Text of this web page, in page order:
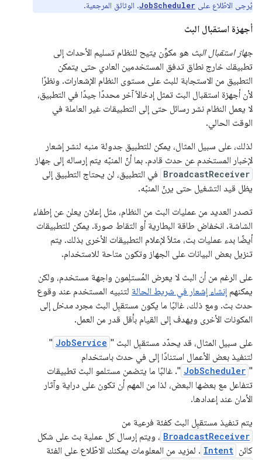
يُرجى الاطّلاع على JobScheduler. الوثائق المرجعية.
أجهزة استقبال البث
جهاز استقبال البث هو مكوِّن يتيح للنظام تسليم الأحداث إلى
تطبيقك خارج نطاق تدفق المستخدمين العادي حتى يتمكن
التطبيق من الاستجابة للبث على مستوى النظام الإشعارات. ونظرًا
لأن أجهزة استقبال البث تمثل إدخالاً آخر محددًا جيدًا في التطبيق،
لا يعمل النظام نشر رسائل حتى إلى التطبيقات غير العاملة في
الوقت الحالي.
لذلك، على سبيل المثال، يمكن للتطبيق جدولة منبه لنشر إشعار
لإخبار المستخدم عن حدث قادم. بما أنّ المنبّه يتم إرساله إلى جهاز
BroadcastReceiver في التطبيق، لن يحتاج التطبيق إلى
يظل قيد التشغيل حتى يرنّ المنبّه.
تصدر العديد من عمليات البث من النظام، مثل إعلان يعلن عن إطفاء
الشاشة. انخفاض طاقة البطارية أو التقاط صورة. يمكن للتطبيقات
أيضًا بدء عمليات بث، مثلاً لإعلام التطبيقات الأخرى بذلك. يتم
تنزيل بعض البيانات على الجهاز وتكون متاحة للاستخدام.
على الرغم من أن البث لا يعرض المُستلِمون واجهة مستخدم، ولكن
يمكنهم إنشاء إشعار في شريط الحالة لتنبيه المستخدم عند وقوع
حدث بث. ومع ذلك، غالبًا ما يكون مستقبِل البث مجرد مدخل إلى
المكونات الأخرى ويهدف إلى القيام بأقل قدر من العمل.
على سبيل المثال، قد يحدّد مستقبِل البث " JobService
"
لتنفيذ بعض الأعمال استنادًا إلى في حدث باستخدام
"
JobScheduler ". غالبًا ما يتضمن مستلمو البث تطبيقات
تتفاعل مع بعضها البعض، لذا من المهم أن تكون على دراية وآثار
الأمان عند إعدادها.
يتم تنفيذ مستقبِل البث كفئة فرعية من
BroadcastReceiver ، ويتم إرسال كل عملية بث على شكل
كائن Intent . لمزيد من المعلومات يمكنك الاطّلاع على الفئة